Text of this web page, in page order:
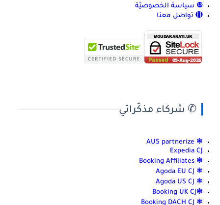
❿ سياسة الخصوصيّة
⓫ تواصل معنا
✆ شركاء مذكّراتي
❃ AUS partnerize
Expedia CJ
❃ Booking Affiliates
❃ Agoda EU CJ
❃ Agoda US CJ
❃Booking UK CJ
❃ Booking DACH CJ